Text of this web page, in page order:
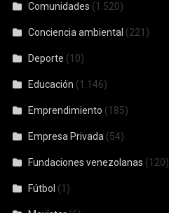
Comunidades (1.520)
Conciencia ambiental (221)
Deporte (10)
Educación (1.146)
Emprendimiento (185)
Empresa Privada (54)
Fundaciones venezolanas (120)
Fútbol (1)